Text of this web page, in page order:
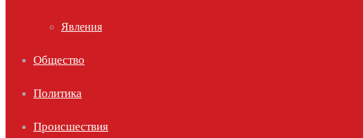
Явления
Общество
Политика
Происшествия